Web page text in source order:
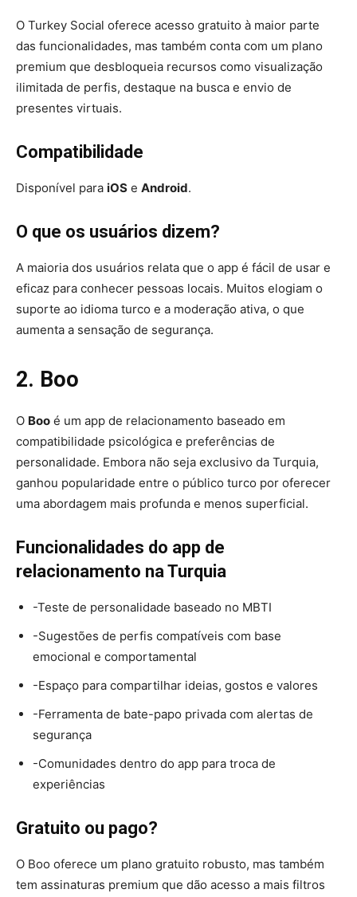
O Turkey Social oferece acesso gratuito à maior parte
das funcionalidades, mas também conta com um plano
premium que desbloqueia recursos como visualização
ilimitada de perfis, destaque na busca e envio de
presentes virtuais.
Compatibilidade
Disponível para iOS e Android.
O que os usuários dizem?
A maioria dos usuários relata que o app é fácil de usar e
eficaz para conhecer pessoas locais. Muitos elogiam o
suporte ao idioma turco e a moderação ativa, o que
aumenta a sensação de segurança.
2. Boo
O Boo é um app de relacionamento baseado em
compatibilidade psicológica e preferências de
personalidade. Embora não seja exclusivo da Turquia,
ganhou popularidade entre o público turco por oferecer
uma abordagem mais profunda e menos superficial.
Funcionalidades do app de
relacionamento na Turquia
-Teste de personalidade baseado no MBTI
-Sugestões de perfis compatíveis com base
emocional e comportamental
-Espaço para compartilhar ideias, gostos e valores
-Ferramenta de bate-papo privada com alertas de
segurança
-Comunidades dentro do app para troca de
experiências
Gratuito ou pago?
O Boo oferece um plano gratuito robusto, mas também
tem assinaturas premium que dão acesso a mais filtros